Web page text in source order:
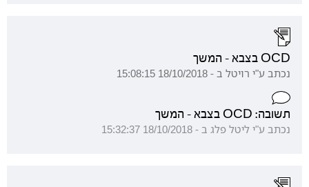
OCD בצבא - המשך
נכתב ע"י רויטל ב - 18/10/2018 15:08:15
תשובה: OCD בצבא - המשך
נכתב ע"י ליטל פלג ב - 18/10/2018 15:32:37